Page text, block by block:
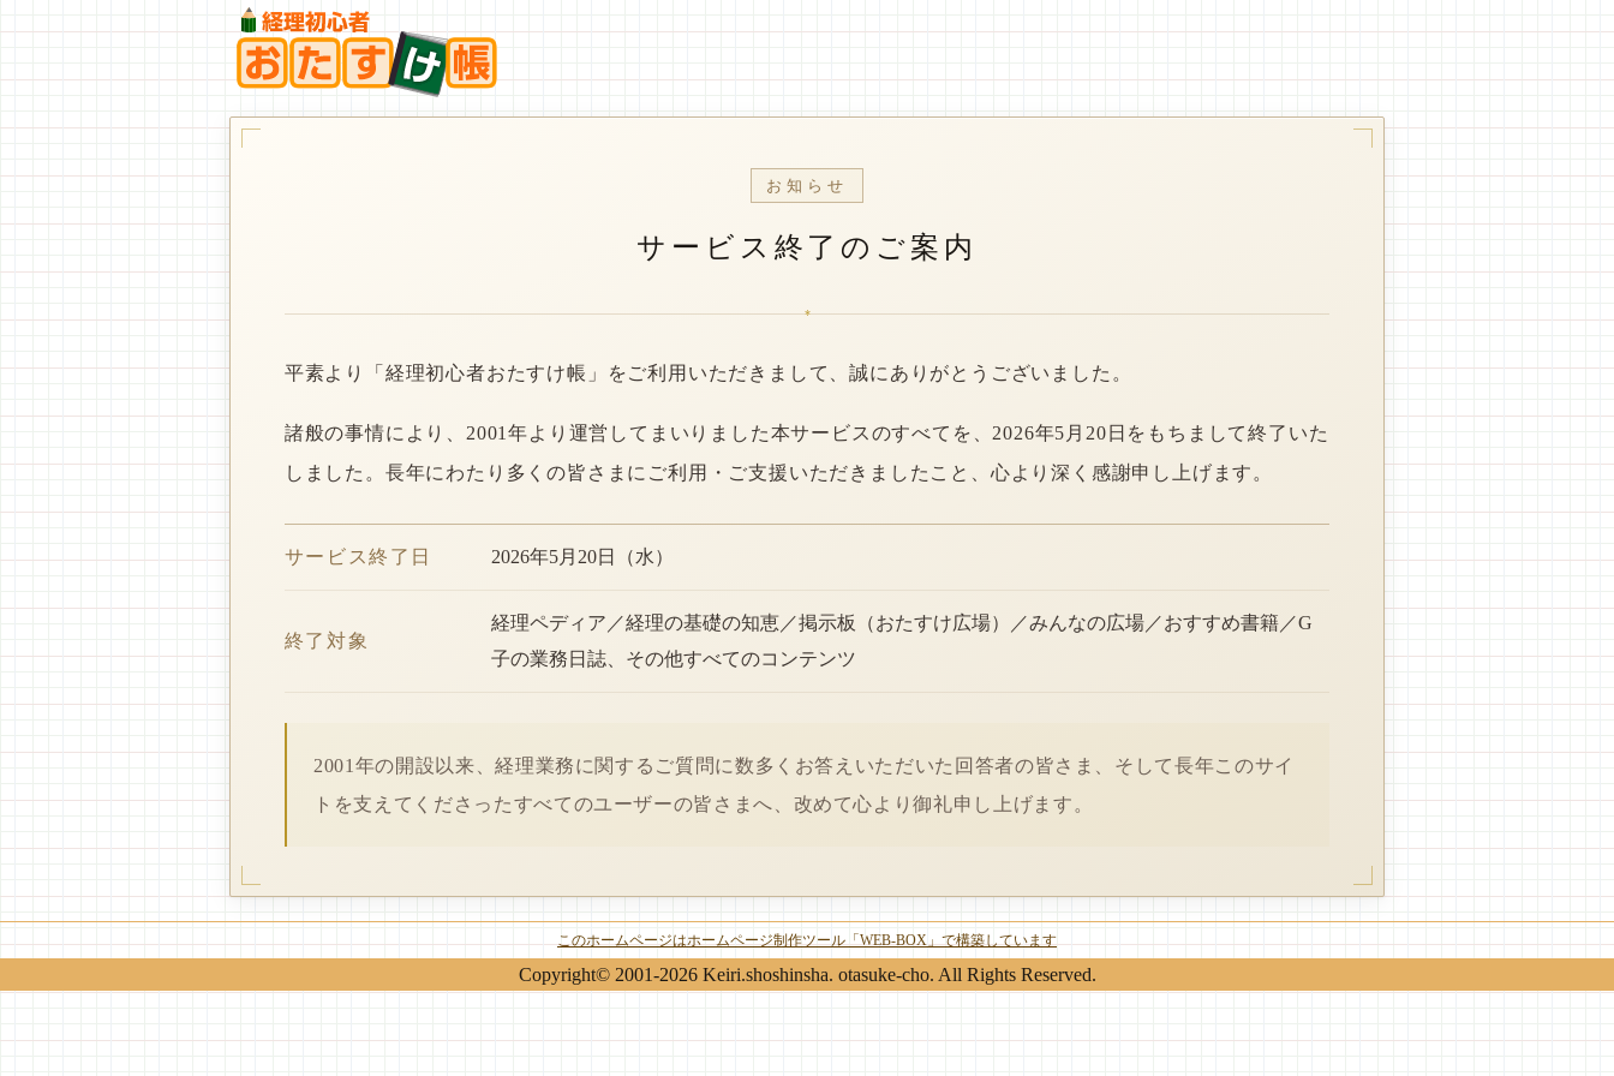
お知らせ
サービス終了のご案内
*
平素より「経理初心者おたすけ帳」をご利用いただきまして、誠にありがとうございました。
諸般の事情により、2001年より運営してまいりました本サービスのすべてを、2026年5月20日をもちまして終了いた
しました。長年にわたり多くの皆さまにご利用・ご支援いただきましたこと、心より深く感謝申し上げます。
サービス終了日 2026年5月20日（水）
終了対象
経理ペディア／経理の基礎の知恵／掲示板（おたすけ広場）／みんなの広場／おすすめ書籍／G
子の業務日誌、その他すべてのコンテンツ
2001年の開設以来、経理業務に関するご質問に数多くお答えいただいた回答者の皆さま、そして長年このサイ
トを支えてくださったすべてのユーザーの皆さまへ、改めて心より御礼申し上げます。
このホームページはホームページ制作ツール「WEB-BOX」で構築しています
Copyright© 2001-2026 Keiri.shoshinsha. otasuke-cho. All Rights Reserved.